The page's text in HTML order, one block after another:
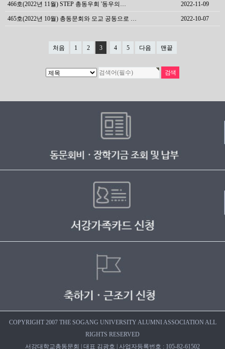
466호(2022년 11월) STEP 총동우회 '동우의… 2022-11-09
465호(2022년 10월) 총동문회와 모교 공동으로 … 2022-10-07
처음 1 2 3 4 5 다음 맨끝
COPYRIGHT 2007 THE SOGANG UNIVERSITY ALUMNI ASSOCIATION ALL
RIGHTS RESERVED
서강대학교총동문회 | 대표 김광호 | 사업자등록번호 : 105-82-61502